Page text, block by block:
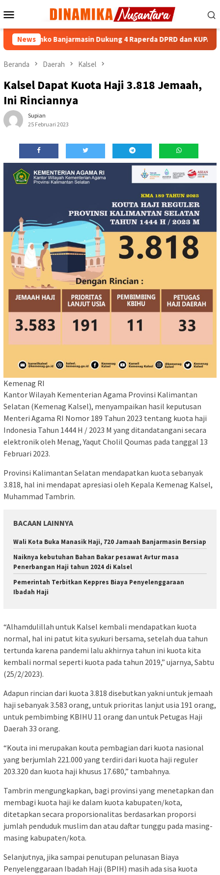
ke
Mobile
News
Pemko Banjarmasin Dukung 4 Raperda DPRD dan KUPA-PPAS
Beranda Daerah Kalsel
Kalsel Dapat Kuota Haji 3.818 Jemaah,
Ini Rinciannya
Supian
25 Februari 2023
Kemenag RI
Kantor Wilayah Kementerian Agama Provinsi Kalimantan
Selatan (Kemenag Kalsel), menyampaikan hasil keputusan
Menteri Agama RI Nomor 189 Tahun 2023 tentang kuota haji
Indonesia Tahun 1444 H / 2023 M yang ditandatangani secara
elektronik oleh Menag, Yaqut Cholil Qoumas pada tanggal 13
Februari 2023.
Provinsi Kalimantan Selatan mendapatkan kuota sebanyak
3.818, hal ini mendapat apresiasi oleh Kepala Kemenag Kalsel,
Muhammad Tambrin.
BACAAN LAINNYA
Wali Kota Buka Manasik Haji, 720 Jamaah Banjarmasin Bersiap
Naiknya kebutuhan Bahan Bakar pesawat Avtur masa
Penerbangan Haji tahun 2024 di Kalsel
Pemerintah Terbitkan Keppres Biaya Penyelenggaraan
Ibadah Haji
“Alhamdulillah untuk Kalsel kembali mendapatkan kuota
normal, hal ini patut kita syukuri bersama, setelah dua tahun
tertunda karena pandemi lalu akhirnya tahun ini kuota kita
kembali normal seperti kuota pada tahun 2019,” ujarnya, Sabtu
(25/2/2023).
Adapun rincian dari kuota 3.818 disebutkan yakni untuk jemaah
haji sebanyak 3.583 orang, untuk prioritas lanjut usia 191 orang,
untuk pembimbing KBIHU 11 orang dan untuk Petugas Haji
Daerah 33 orang.
“Kouta ini merupakan kouta pembagian dari kuota nasional
yang berjumlah 221.000 yang terdiri dari kuota haji reguler
203.320 dan kuota haji khusus 17.680,” tambahnya.
Tambrin mengungkapkan, bagi provinsi yang menetapkan dan
membagi kuota haji ke dalam kuota kabupaten/kota,
ditetapkan secara proporsionalitas berdasarkan proporsi
jumlah penduduk muslim dan atau daftar tunggu pada masing-
masing kabupaten/kota.
Selanjutnya, jika sampai penutupan pelunasan Biaya
Penyelenggaraan Ibadah Haji (BPIH) masih ada sisa kuota